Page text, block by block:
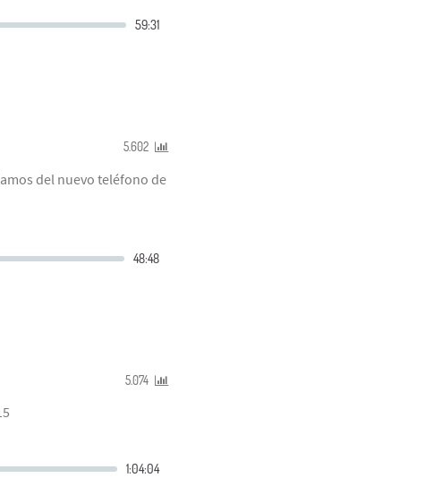
5.602
del nuevo teléfono de
5.074